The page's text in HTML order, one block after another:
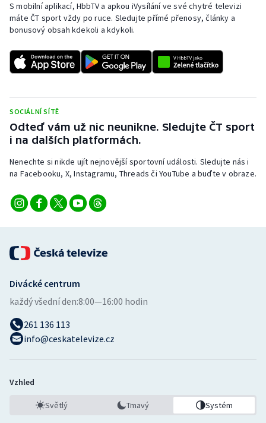
S mobilní aplikací, HbbTV a apkou iVysílání ve své chytré televizi
máte ČT sport vždy po ruce. Sledujte přímé přenosy, články a
bonusový obsah kdekoli a kdykoli.
SOCIÁLNÍ SÍTĚ
Odteď vám už nic neunikne. Sledujte ČT sport
i na dalších platformách.
Nenechte si nikde ujít nejnovější sportovní události. Sledujte nás i
na Facebooku, X, Instagramu, Threads či YouTube a buďte v obraze.
Divácké centrum
každý všední den:8:00—16:00 hodin
261 136 113
info@ceskatelevize.cz
Vzhled
Světlý Tmavý Systém